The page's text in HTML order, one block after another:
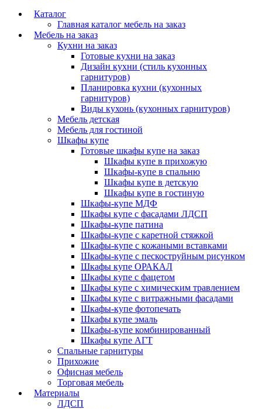
Каталог
Главная каталог мебель на заказ
Мебель на заказ
Кухни на заказ
Готовые кухни на заказ
Дизайн кухни (стиль кухонных
гарнитуров)
Планировка кухни (кухонных
гарнитуров)
Виды кухонь (кухонных гарнитуров)
Мебель детская
Мебель для гостиной
Шкафы купе
Готовые шкафы купе на заказ
Шкафы купе в прихожую
Шкафы-купе в спальню
Шкафы купе в детскую
Шкафы купе в гостиную
Шкафы-купе МДФ
Шкафы купе с фасадами ЛДСП
Шкафы-купе патина
Шкафы-купе с каретной стяжкой
Шкафы-купе с кожаными вставками
Шкафы-купе с пескоструйным рисунком
Шкафы купе ОРАКАЛ
Шкафы купе с фацетом
Шкафы купе с химическим травлением
Шкафы купе с витражными фасадами
Шкафы-купе фотопечать
Шкафы купе эмаль
Шкафы-купе комбинированный
Шкафы купе АГТ
Спальные гарнитуры
Прихожие
Офисная мебель
Торговая мебель
Материалы
ЛДСП